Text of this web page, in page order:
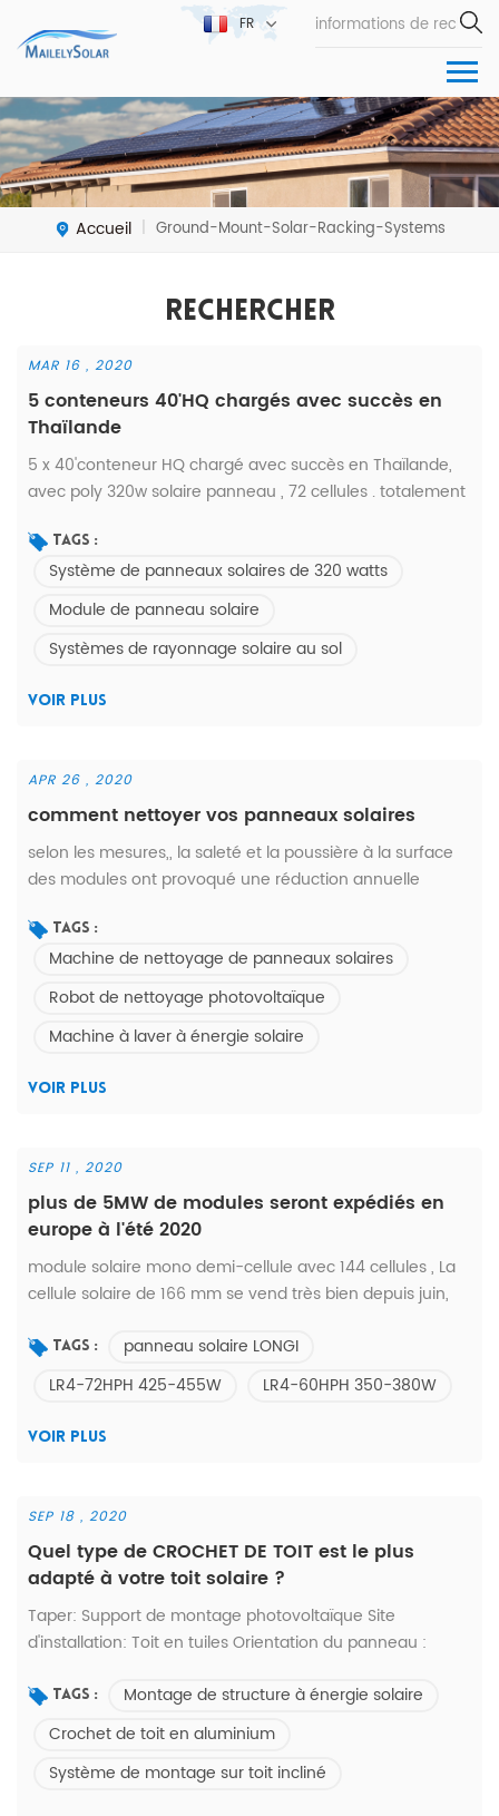
FR
Accueil | Ground-Mount-Solar-Racking-Systems
Rechercher
MAR 16 , 2020
5 conteneurs 40'HQ chargés avec succès en
Thaïlande
5 x 40'conteneur HQ chargé avec succès en Thaïlande,
avec poly 320w solaire panneau , 72 cellules . totalement
boîte en carton ondulé et palette en bois, assez solide
pour le transport maritime.
Tags :
Système de panneaux solaires de 320 watts
Module de panneau solaire
Systèmes de rayonnage solaire au sol
VOIR PLUS
APR 26 , 2020
comment nettoyer vos panneaux solaires
selon les mesures,, la saleté et la poussière à la surface
des modules ont provoqué une réduction annuelle
6 %. pendant la période d'absence de pluie, la perte
d'efficacité énergétique peut atteindre 15 % ou plus en
raison de la saleté accumulée à la surface des modules.
façon traditionnelle VS Système de nettoyage de
panneaux solaires C21 ...
Tags :
Machine de nettoyage de panneaux solaires
Robot de nettoyage photovoltaïque
Machine à laver à énergie solaire
VOIR PLUS
SEP 11 , 2020
plus de 5MW de modules seront expédiés en
europe à l'été 2020
module solaire mono demi-cellule avec 144 cellules , La
cellule solaire de 166 mm se vend très bien depuis juin,
outre, nous fournissons également des panneaux
solaires des séries LR4 et LR6, argent/cadre noir dos
60hph 310-330W LR4-60HPH 350-380W LR4-72HPH 425-
Tags :
panneau solaire LONGI
LR4-72HPH 425-455W
LR4-60HPH 350-380W
VOIR PLUS
SEP 18 , 2020
Quel type de CROCHET DE TOIT est le plus
adapté à votre toit solaire ?
Taper: Support de montage photovoltaïque Site
d'installation: Toit en tuiles Orientation du panneau :
statique * Durée de vie maximale * Excellente
adaptabilité (modules Rooftop &) * Conçu selon des
quel type vous convient ? -- Contactez-nous.2. Vous
Tags :
Montage de structure à énergie solaire
Crochet de toit en aluminium
Système de montage sur toit incliné